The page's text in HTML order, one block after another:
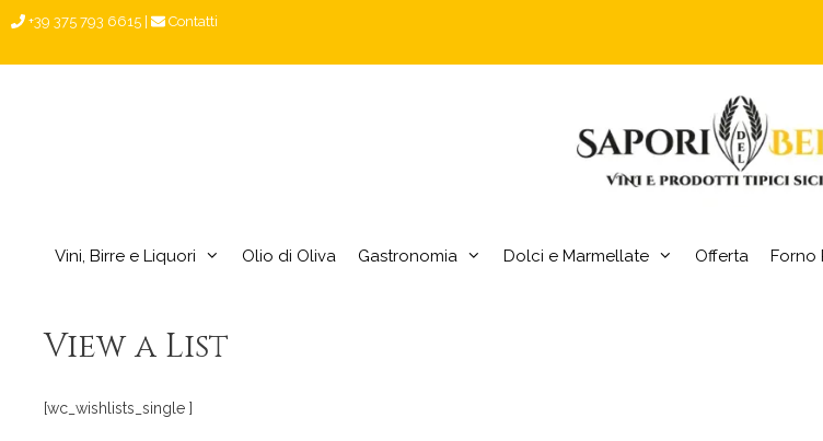
+39 375 793 6615 Contatti
Vini, Birre e Liquori Olio di Oliva Gastronomia Dolci e Marmellate Offerta Forno
View a List
[wc_wishlists_single ]